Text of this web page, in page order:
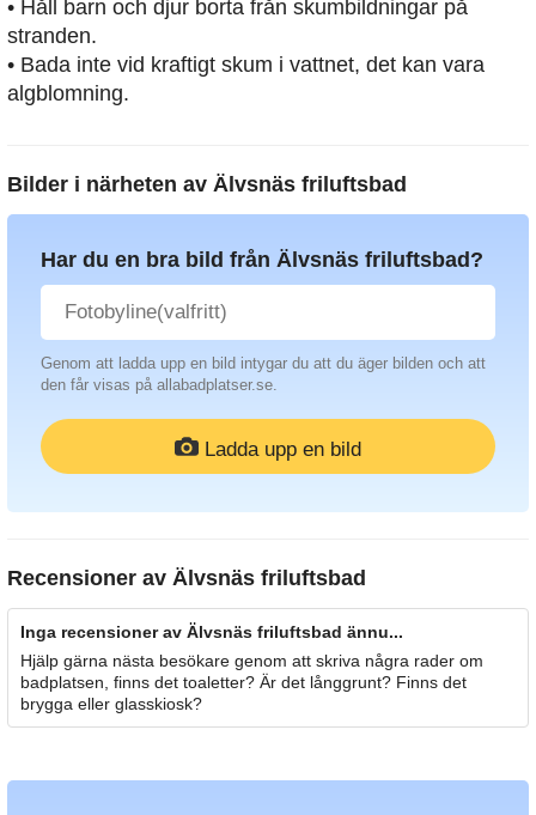
• Håll barn och djur borta från skumbildningar på
stranden.
• Bada inte vid kraftigt skum i vattnet, det kan vara
algblomning.
Bilder i närheten av Älvsnäs friluftsbad
Har du en bra bild från Älvsnäs friluftsbad?
Genom att ladda upp en bild intygar du att du äger bilden och att
den får visas på allabadplatser.se.
Ladda upp en bild
Recensioner av Älvsnäs friluftsbad
Inga recensioner av Älvsnäs friluftsbad ännu...
Hjälp gärna nästa besökare genom att skriva några rader om
badplatsen, finns det toaletter? Är det långgrunt? Finns det
brygga eller glasskiosk?